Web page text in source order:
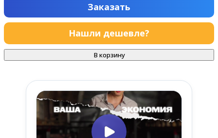
Заказать
Нашли дешевле?
В корзину